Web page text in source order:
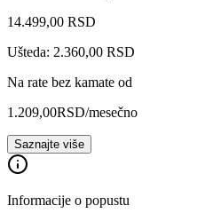
14.499,00 RSD
Ušteda: 2.360,00 RSD
Na rate bez kamate od
1.209,00RSD/mesečno
Saznajte više
Informacije o popustu